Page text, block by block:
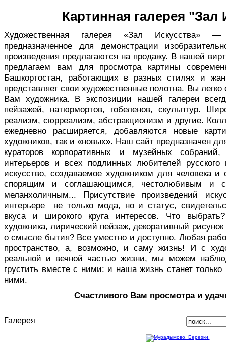
Картинная галерея "Зал
Художественная галерея «Зал Искусства» —
предназначенное для демонстрации
произведения предлагаются на продажу. В нашей
предлагаем вам для просмотра картины
Башкортостан, работающих в разных стилях и
представляет свои художественные полотна. Вы
Вам художника. В экспозиции нашей галереи
пейзажей, натюрмортов, гобеленов, скульптур.
реализм, сюрреализм, абстракционизм и другие.
ежедневно расширяется, добавляются новые
художников, так и «новых». Наш сайт предназначен
кураторов корпоративных и музейных
интерьеров и всех подлинных любителей
искусство, создаваемое художником для человека и
спорящим и соглашающимся, честолюбивым и
меланхоличным... Присутствие произведений
интерьере не только мода, но и статус,
вкуса и широкого круга интересов. Что
художника, лирический пейзаж, декоративный
о смысле бытия? Все уместно и доступно. Любая
пространство, а, возможно, и саму жизнь! И с
реальной и вечной частью жизни, мы можем
грустить вместе с ними: и наша жизнь станет только
ними.
Счастливого Вам просмотра и
Галерея